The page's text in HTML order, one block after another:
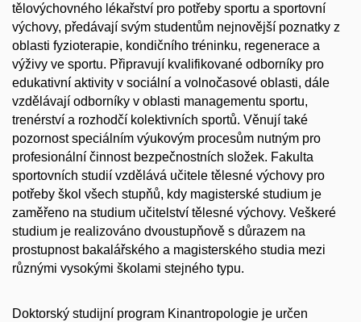
tělovýchovného lékařství pro potřeby sportu a sportovní
výchovy, předávají svým studentům nejnovější poznatky z
oblasti fyzioterapie, kondičního tréninku, regenerace a
výživy ve sportu. Připravují kvalifikované odborníky pro
edukativní aktivity v sociální a volnočasové oblasti, dále
vzdělávají odborníky v oblasti managementu sportu,
trenérství a rozhodčí kolektivních sportů. Věnují také
pozornost speciálním výukovým procesům nutným pro
profesionální činnost bezpečnostních složek. Fakulta
sportovních studií vzdělává učitele tělesné výchovy pro
potřeby škol všech stupňů, kdy magisterské studium je
zaměřeno na studium učitelství tělesné výchovy. Veškeré
studium je realizováno dvoustupňově s důrazem na
prostupnost bakalářského a magisterského studia mezi
různými vysokými školami stejného typu.
Doktorský studijní program Kinantropologie je určen